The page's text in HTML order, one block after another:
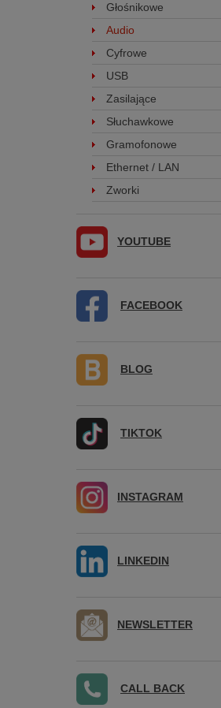
Głośnikowe
Audio
Cyfrowe
USB
Zasilające
Słuchawkowe
Gramofonowe
Ethernet / LAN
Zworki
YOUTUBE
FACEBOOK
BLOG
TIKTOK
INSTAGRAM
LINKEDIN
NEWSLETTER
CALL BACK